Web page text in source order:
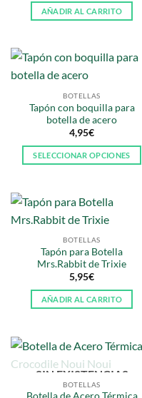
AÑADIR AL CARRITO
BOTELLAS
Tapón con boquilla para
botella de acero
4,95€
SELECCIONAR OPCIONES
tiene
múltiples
Las
opciones
se
pueden
elegir
página
de
producto
BOTELLAS
Tapón para Botella
Mrs.Rabbit de Trixie
5,95€
AÑADIR AL CARRITO
SIN EXISTENCIAS
BOTELLAS